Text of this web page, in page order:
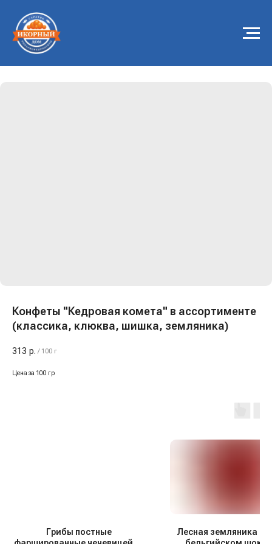
Конфеты "Кедровая комета" в ассортименте
(классика, клюква, шишка, земляника)
313 р. / 100 г
Цена за 100 гр
Грибы постные
Лесная земляника в